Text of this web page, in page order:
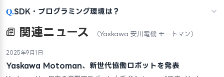
Q.SDK・プログラミング環境は？
関連ニュース （Yaskawa 安川電機 モートマン）
2025年9月1日
Yaskawa Motoman、新世代協働ロボットを発表